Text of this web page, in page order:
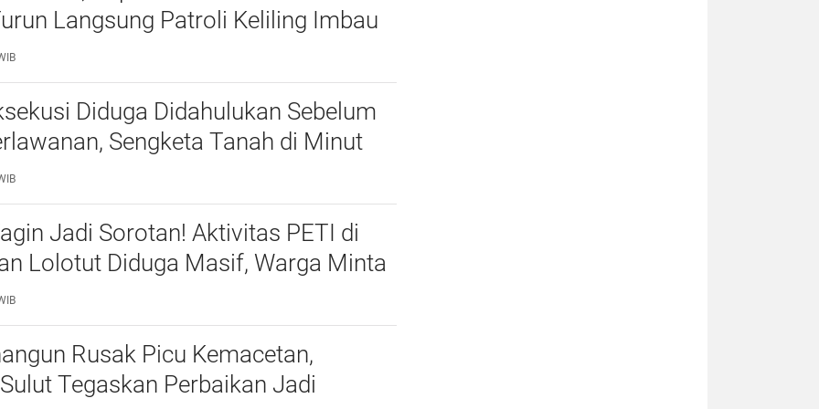
Langsung Patroli Keliling Imbau
Kewaspadaan
Diduga Didahulukan Sebelum
Sengketa Tanah di Minut
Jadi Sorotan! Aktivitas PETI di
Lolotut Diduga Masif, Warga Minta
Tipidter Turun Tangan
Rusak Picu Kemacetan,
Tegaskan Perbaikan Jadi